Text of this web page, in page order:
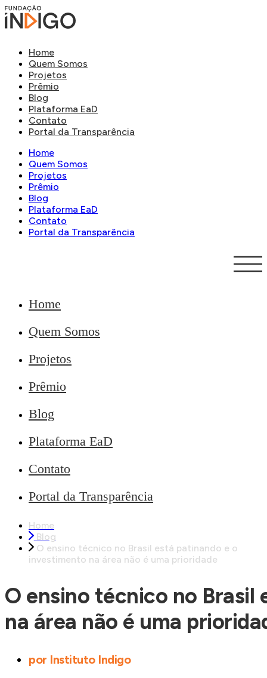
Home
Quem Somos
Projetos
Prêmio
Blog
Plataforma EaD
Contato
Portal da Transparência
Home
Quem Somos
Projetos
Prêmio
Blog
Plataforma EaD
Contato
Portal da Transparência
Home
Quem Somos
Projetos
Prêmio
Blog
Plataforma EaD
Contato
Portal da Transparência
Home
Blog
O ensino técnico no Brasil está patinando e o
investimento na área não é uma prioridade
O ensino técnico no
na área não é uma
por Instituto Indigo